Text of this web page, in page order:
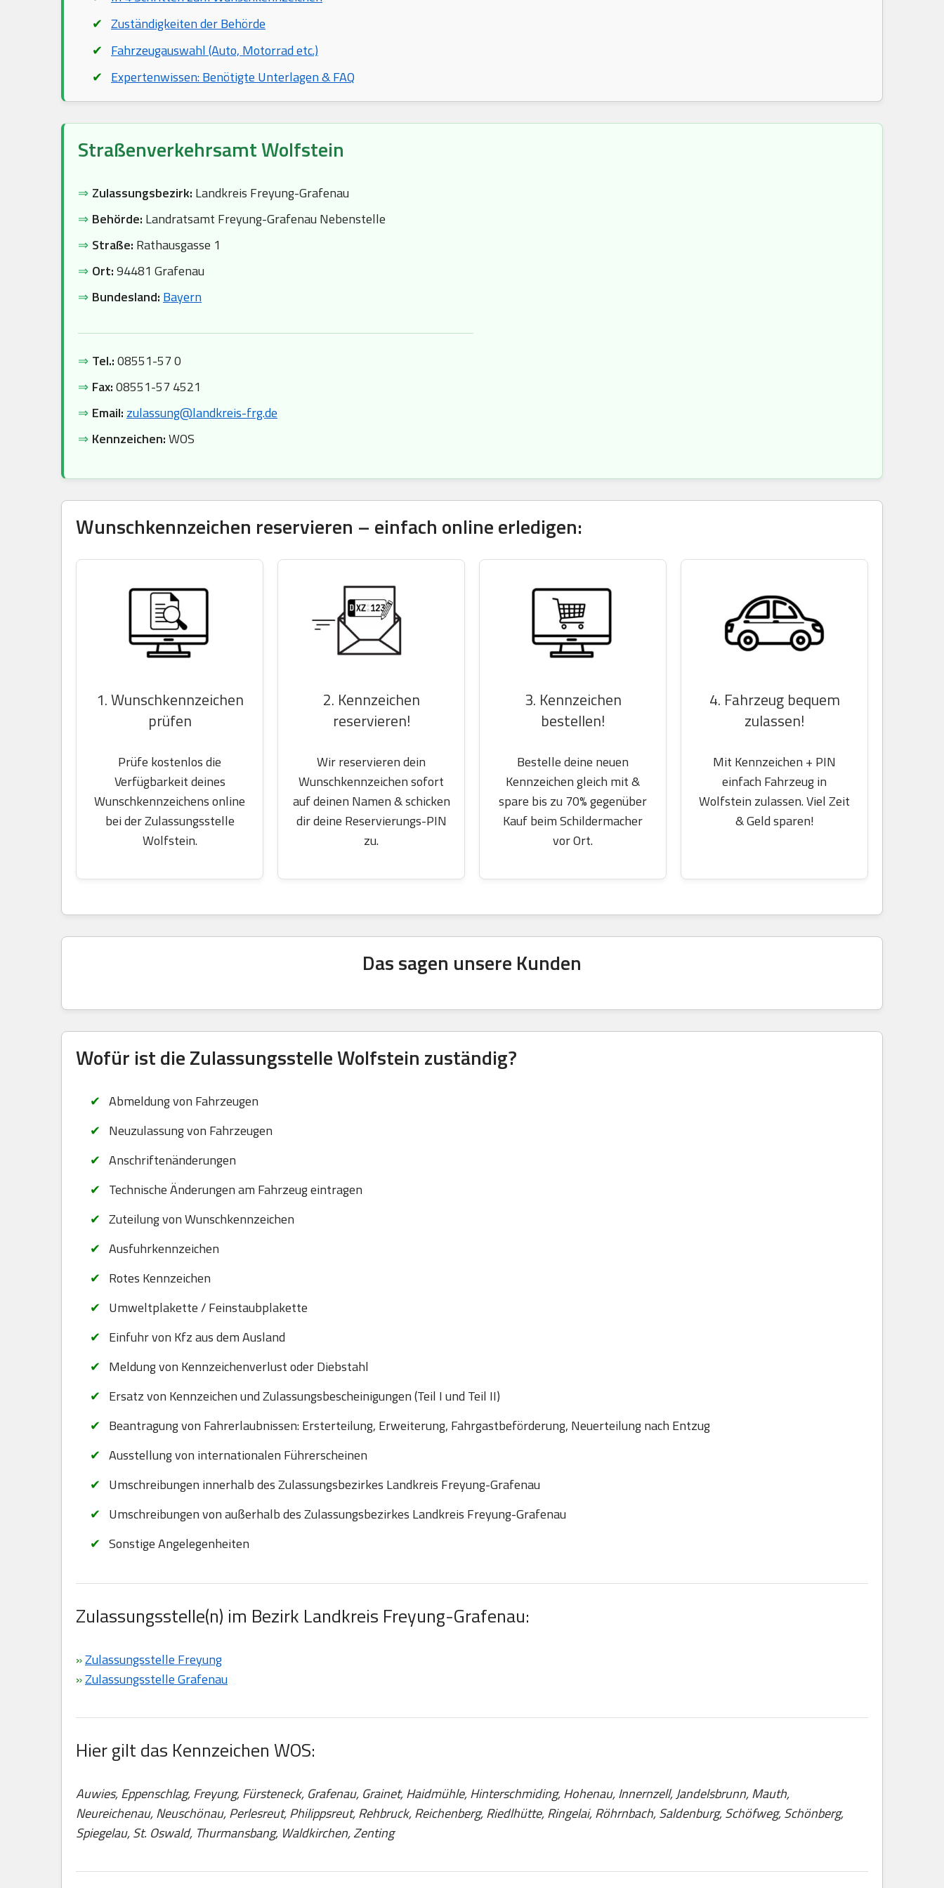
Zuständigkeiten der Behörde
Fahrzeugauswahl (Auto, Motorrad etc.)
Expertenwissen: Benötigte Unterlagen & FAQ
Straßenverkehrsamt Wolfstein
⇒ Zulassungsbezirk: Landkreis Freyung-Grafenau
⇒ Behörde: Landratsamt Freyung-Grafenau Nebenstelle
⇒ Straße: Rathausgasse 1
⇒ Ort:94481 Grafenau
⇒ Bundesland: Bayern
⇒ Tel.:08551-57 0
⇒ Fax:08551-57 4521
⇒ Email: zulassung@landkreis-frg.de
⇒ Kennzeichen:WOS
Wunschkennzeichen reservieren – einfach online erledigen:
1. Wunschkennzeichen
prüfen
Prüfe kostenlos die
Verfügbarkeit deines
Wunschkennzeichens online
bei der Zulassungsstelle
Wolfstein.
2. Kennzeichen
reservieren!
Wir reservieren dein
Wunschkennzeichen sofort
auf deinen Namen & schicken
dir deine Reservierungs-PIN
zu.
3. Kennzeichen
bestellen!
Bestelle deine neuen
Kennzeichen gleich mit &
spare bis zu 70% gegenüber
Kauf beim Schildermacher
vor Ort.
4. Fahrzeug bequem
zulassen!
Mit Kennzeichen + PIN
einfach Fahrzeug in
Wolfstein zulassen. Viel Zeit
& Geld sparen!
Das sagen unsere Kunden
Wofür ist die Zulassungsstelle Wolfstein zuständig?
Abmeldung von Fahrzeugen
Neuzulassung von Fahrzeugen
Anschriftenänderungen
Technische Änderungen am Fahrzeug eintragen
Zuteilung von Wunschkennzeichen
Ausfuhrkennzeichen
Rotes Kennzeichen
Umweltplakette / Feinstaubplakette
Einfuhr von Kfz aus dem Ausland
Meldung von Kennzeichenverlust oder Diebstahl
Ersatz von Kennzeichen und Zulassungsbescheinigungen (Teil I und Teil II)
Beantragung von Fahrerlaubnissen: Ersterteilung, Erweiterung, Fahrgastbeförderung, Neuerteilung nach Entzug
Ausstellung von internationalen Führerscheinen
Umschreibungen innerhalb des Zulassungsbezirkes Landkreis Freyung-Grafenau
Umschreibungen von außerhalb des Zulassungsbezirkes Landkreis Freyung-Grafenau
Sonstige Angelegenheiten
Zulassungsstelle(n) im Bezirk Landkreis Freyung-Grafenau:
»Zulassungsstelle Freyung
»Zulassungsstelle Grafenau
Hier gilt das Kennzeichen WOS:
Auwies, Eppenschlag, Freyung, Fürsteneck, Grafenau, Grainet, Haidmühle, Hinterschmiding, Hohenau, Innernzell, Jandelsbrunn, Mauth,
Neureichenau, Neuschönau, Perlesreut, Philippsreut, Rehbruck, Reichenberg, Riedlhütte, Ringelai, Röhrnbach, Saldenburg, Schöfweg, Schönberg,
Spiegelau, St. Oswald, Thurmansbang, Waldkirchen, Zenting